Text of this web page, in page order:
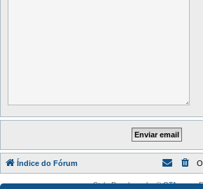
Índice do Fórum
Style Developer by ©GTA game